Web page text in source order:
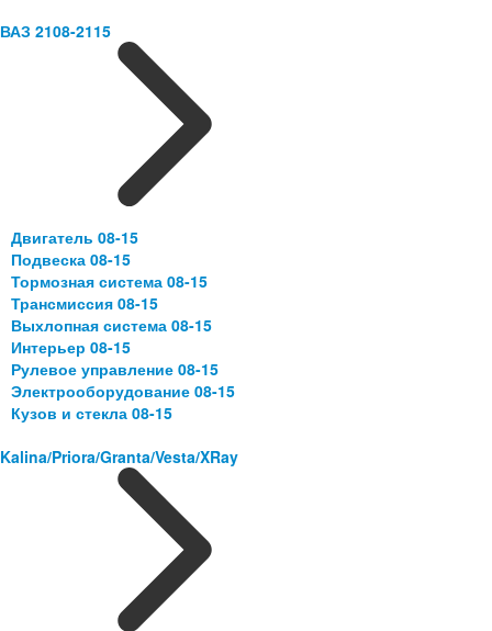
ВАЗ 2108-2115
Двигатель 08-15
Подвеска 08-15
Тормозная система 08-15
Трансмиссия 08-15
Выхлопная система 08-15
Интерьер 08-15
Рулевое управление 08-15
Электрооборудование 08-15
Кузов и стекла 08-15
Kalina/Priora/Granta/Vesta/XRay